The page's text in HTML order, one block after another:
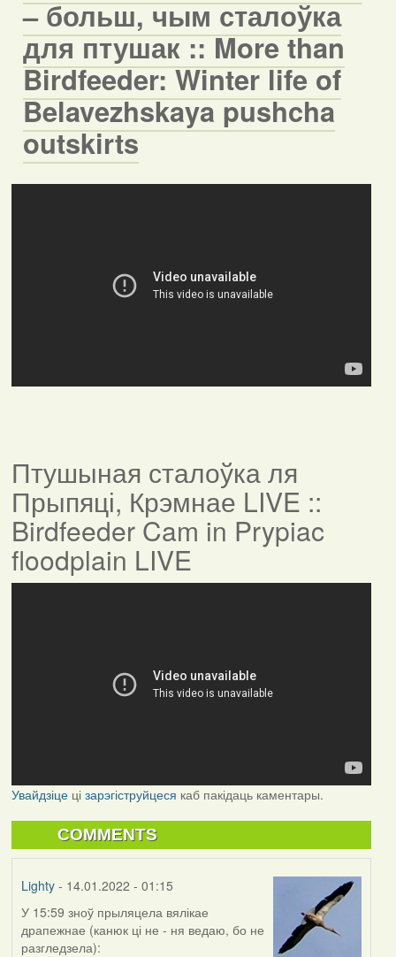
– больш, чым сталоўка
для птушак :: More than
Birdfeeder: Winter life of
Belavezhskaya pushcha
outskirts
Птушыная сталоўка ля
Прыпяці, Крэмнае LIVE ::
Birdfeeder Cam in Prypiac
floodplain LIVE
Увайдзіцеці зарэгіструйцеся каб пакідаць каментары.
COMMENTS
Lighty- 14.01.2022 - 01:15
У 15:59 зноў прыляцела вялікае
драпежнае (канюк ці не - ня ведаю, бо не
разгледзела):